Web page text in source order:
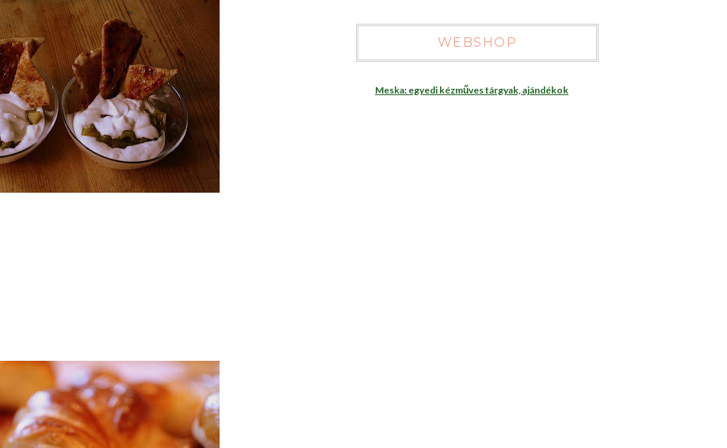
WEBSHOP
Meska: egyedi kézműves tárgyak, ajándékok